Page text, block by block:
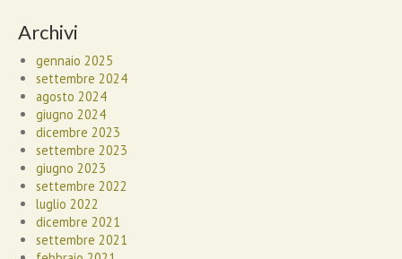
Archivi
gennaio 2025
settembre 2024
agosto 2024
giugno 2024
dicembre 2023
settembre 2023
giugno 2023
settembre 2022
luglio 2022
dicembre 2021
settembre 2021